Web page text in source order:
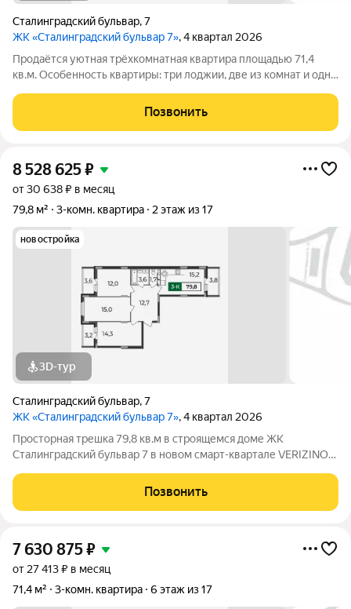
Сталинградский бульвар,7
ЖК «Сталинградский бульвар 7», 4 квартал 2026
Продаётся уютная трёхкомнатная квартира площадью 71,4
кв.м. Особенность квартиры: три лоджии, две из комнат и одна
санузел обеспечивают удобство и комфорт для всех членов
семьи Черновая
Позвонить
8 528 625₽
от 30 638 ₽ в месяц
79,8 м²
3-комн. квартира 2 этаж из 17
новостройка
3D-тур
Сталинградский бульвар,7
ЖК «Сталинградский бульвар 7», 4 квартал 2026
Просторная трешка 79,8 кв.м в строящемся доме ЖК
Сталинградский бульвар 7 в новом смарт-квартале VERIZINO
обособленными комнатами, просторной кухней 15 кв.м и
тремя лоджиями. Прямая продажа от
Позвонить
7 630 875₽
от 27 413 ₽ в месяц
71,4 м²
3-комн. квартира 6 этаж из 17